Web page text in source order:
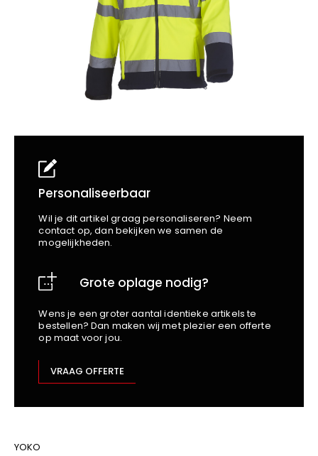
BusinessWellnessKapper
Beechfield
Blakläder
Claude
Craft
Edge Safety
Harvest
Heckel
Hydrowear
Jassz
Kariban
M-Safe
OXXA
Premier
Personaliseerbaar
Wil je dit artikel graag personaliseren? Neem
contact op, dan bekijken we samen de
mogelijkheden.
Grote oplage nodig?
Wens je een groter aantal identieke artikels te
bestellen? Dan maken wij met plezier een offerte
op maat voor jou.
VRAAG OFFERTE
YOKO